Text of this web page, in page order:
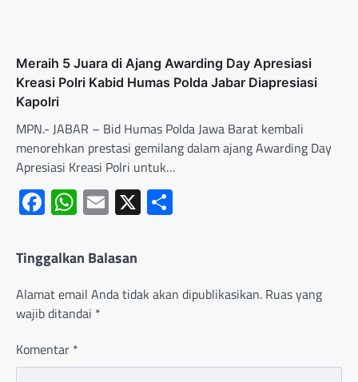
Meraih 5 Juara di Ajang Awarding Day Apresiasi
Kreasi Polri Kabid Humas Polda Jabar Diapresiasi
Kapolri
MPN.- JABAR – Bid Humas Polda Jawa Barat kembali
menorehkan prestasi gemilang dalam ajang Awarding Day
Apresiasi Kreasi Polri untuk…
Facebook
WhatsApp
Email
X
Tinggalkan Balasan
Alamat email Anda tidak akan dipublikasikan. Ruas yang
wajib ditandai *
Komentar *